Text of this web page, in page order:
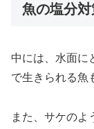
魚の塩分対
中には、水面に
で生きられる魚
また、サケのよ